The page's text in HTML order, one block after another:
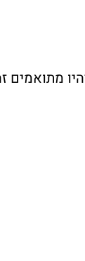
מתואמים